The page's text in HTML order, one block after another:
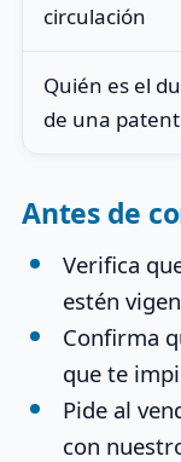
circulación
Quién es el
de una
Antes de
Verifica
estén
Confirma
que te
Pide al
con